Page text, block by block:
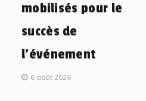
mobilisés pour le
succès de
l’événement
6 août 2026